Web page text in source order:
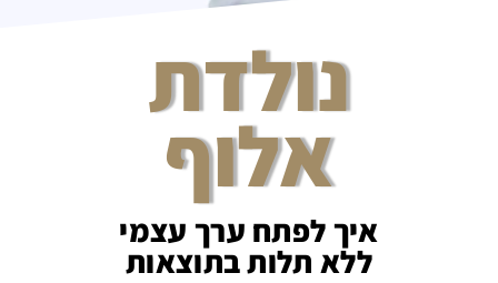
נולדת
אלוף
איך לפתח ערך עצמי
ללא תלות בתוצאות